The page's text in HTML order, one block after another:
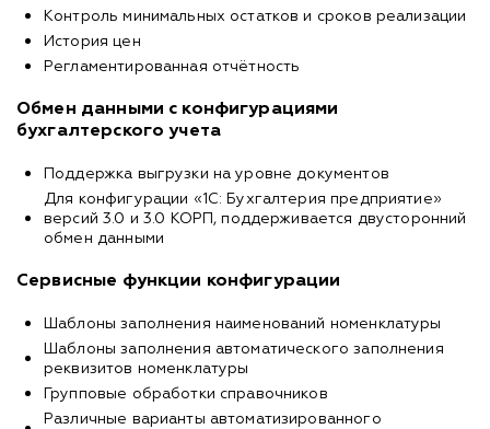
Контроль минимальных остатков и сроков реализации
История цен
Регламентированная отчётность
Обмен данными с конфигурациями
бухгалтерского учета
Поддержка выгрузки на уровне документов
Для конфигурации «1С: Бухгалтерия предприятие»
версий 3.0 и 3.0 КОРП, поддерживается двусторонний
обмен данными
Сервисные функции конфигурации
Шаблоны заполнения наименований номенклатуры
Шаблоны заполнения автоматического заполнения
реквизитов номенклатуры
Групповые обработки справочников
Различные варианты автоматизированного